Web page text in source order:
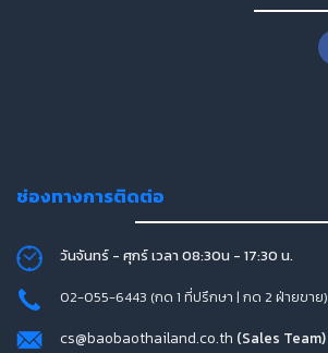
ช่องทางการติดต่อ
วันจันทร์ - ศุกร์ เวลา 08:30น - 17:30 น.
02-055-6443 (กด 1 ที่ปรึกษา | กด 2 ฝ่ายขาย)
cs@baobaothailand.co.th (Sales Team)